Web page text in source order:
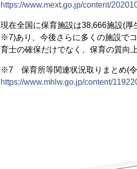
https://www.mext.go.jp/content/
現在全国に保育施設は38,666施設(
※7)あり、今後さらに多くの施設で
育士の確保だけでなく、保育の質向
※7 保育所等関連状況取りまとめ(
https://www.mhlw.go.jp/content/